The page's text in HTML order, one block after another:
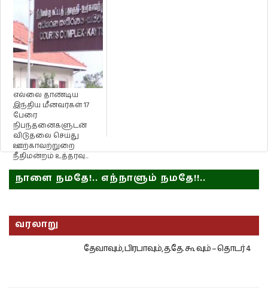
எல்லை தாண்டிய
இந்திய மீனவர்கள் 17
பேரை
நிபந்தனைகளுடன்
விடுதலை செய்து
ஊற்காவற்றுறை
நீதிமன்றம் உத்தரவு...
நாளை நமதே!.. எந்நாளும் நமதே!!..
வரலாறு
தேவாவும், பிரபாவும், த.தே. கூ வும் – தொடர் 4